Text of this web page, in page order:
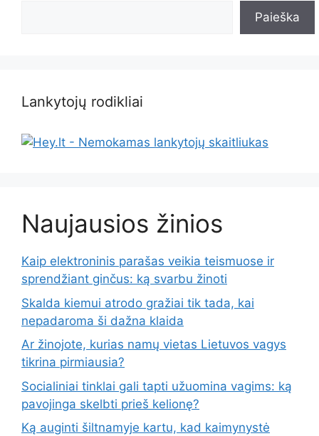
Paieška
Lankytojų rodikliai
Naujausios žinios
Kaip elektroninis parašas veikia teismuose ir
sprendžiant ginčus: ką svarbu žinoti
Skalda kiemui atrodo gražiai tik tada, kai
nepadaroma ši dažna klaida
Ar žinojote, kurias namų vietas Lietuvos vagys
tikrina pirmiausia?
Socialiniai tinklai gali tapti užuomina vagims: ką
pavojinga skelbti prieš kelionę?
Ką auginti šiltnamyje kartu, kad kaimynystė